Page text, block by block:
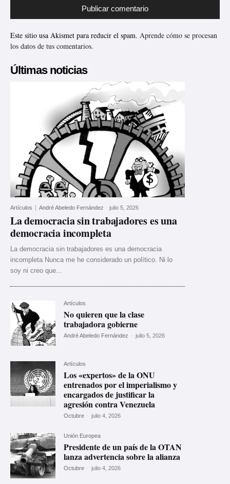
Este sitio usa Akismet para reducir el spam. Aprende cómo se procesan
los datos de tus comentarios.
Últimas noticias
Artículos André Abeledo Fernández - julio 5, 2026
La democracia sin trabajadores es una
democracia incompleta
La democracia sin trabajadores es una democracia
incompleta Nunca me he considerado un político. Ni lo
soy ni creo que...
Artículos
No quieren que la clase
trabajadora gobierne
André Abeledo Fernández - julio 5, 2026
Artículos
Los «expertos» de la ONU
entrenados por el imperialismo y
encargados de justificar la
agresión contra Venezuela
Octubre - julio 4, 2026
Unión Europea
Presidente de un país de la OTAN
lanza advertencia sobre la alianza
Octubre - julio 4, 2026